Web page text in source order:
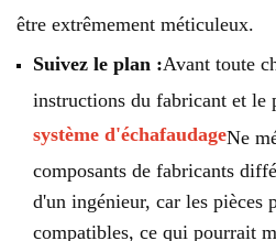
être extrêmement méticuleux.
Suivez le plan :Avant toute
instructions du fabricant et le
système d'échafaudageNe
composants de fabricants
d'un ingénieur, car les pièces
compatibles, ce qui pourrait